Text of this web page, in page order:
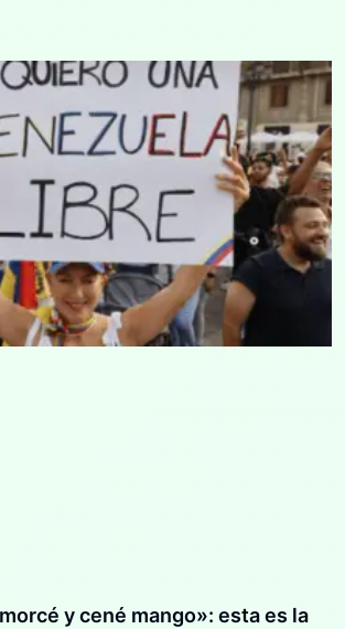
y cené mango»: esta es la